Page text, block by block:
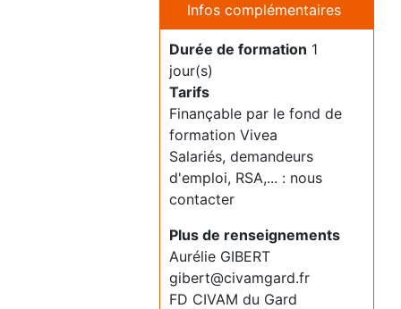
Infos complémentaires
Durée de formation 1
jour(s)
Tarifs
Finançable par le fond de
formation Vivea
Salariés, demandeurs
d'emploi, RSA,... : nous
contacter
Plus de renseignements
Aurélie GIBERT
gibert@civamgard.fr
FD CIVAM du Gard